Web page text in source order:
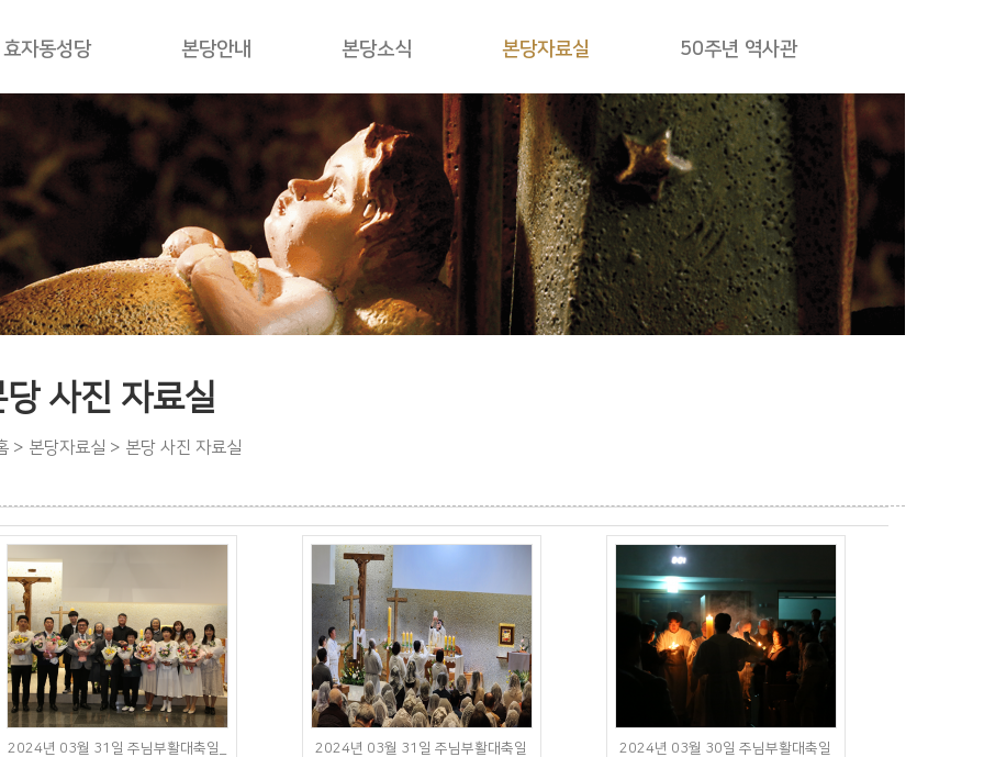
효자동성당 본당안내 본당소식 본당자료실 50주년 역사관
당 사진 자료실
> 본당자료실 > 본당 사진 자료실
2024년 03월 31일 주님부활대축일_
2024년 03월 31일 주님부활대축일
2024년 03월 30일 주님부활대축일